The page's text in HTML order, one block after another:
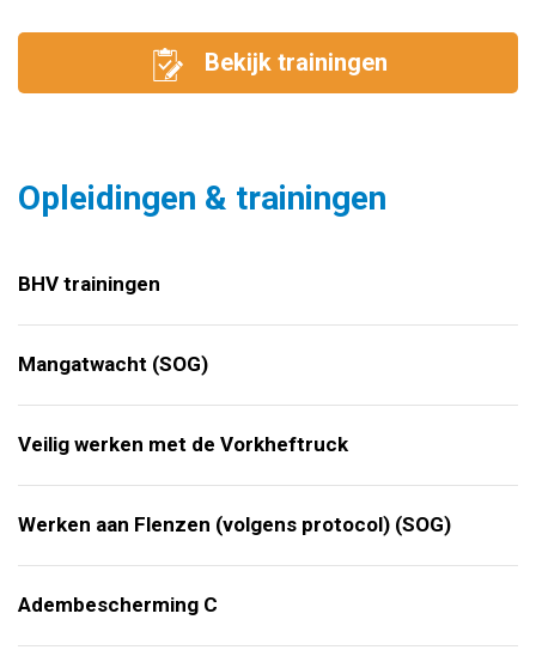
Bekijk trainingen
Opleidingen & trainingen
BHV trainingen
Mangatwacht (SOG)
Veilig werken met de Vorkheftruck
Werken aan Flenzen (volgens protocol) (SOG)
Adembescherming C